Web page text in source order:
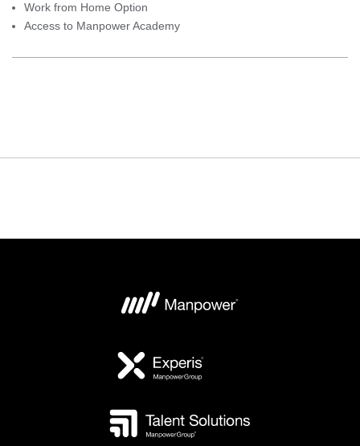
Work from Home Option
Access to Manpower Academy